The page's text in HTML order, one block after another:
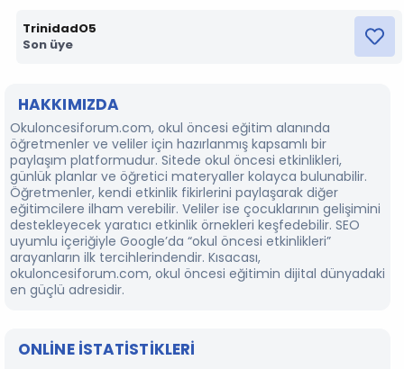
TrinidadO5
Son üye
HAKKIMIZDA
Okuloncesiforum.com, okul öncesi eğitim alanında
öğretmenler ve veliler için hazırlanmış kapsamlı bir
paylaşım platformudur. Sitede okul öncesi etkinlikleri,
günlük planlar ve öğretici materyaller kolayca bulunabilir.
Öğretmenler, kendi etkinlik fikirlerini paylaşarak diğer
eğitimcilere ilham verebilir. Veliler ise çocuklarının gelişimini
destekleyecek yaratıcı etkinlik örnekleri keşfedebilir. SEO
uyumlu içeriğiyle Google’da “okul öncesi etkinlikleri”
arayanların ilk tercihlerindendir. Kısacası,
okuloncesiforum.com, okul öncesi eğitimin dijital dünyadaki
en güçlü adresidir.
ONLINE ISTATISTIKLERI